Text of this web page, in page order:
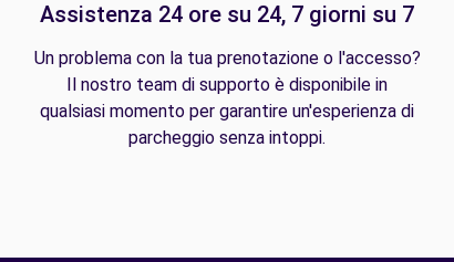
Assistenza 24 ore su 24, 7 giorni su 7
Un problema con la tua prenotazione o l'accesso?
Il nostro team di supporto è disponibile in
qualsiasi momento per garantire un'esperienza di
parcheggio senza intoppi.